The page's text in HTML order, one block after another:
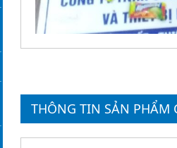
THÔNG TIN SẢN PHẨM